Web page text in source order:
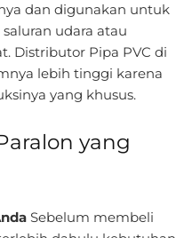
dan digunakan untuk
udara atau
Distributor Pipa PVC di
lebih tinggi karena
yang khusus.
yang
Sebelum membeli